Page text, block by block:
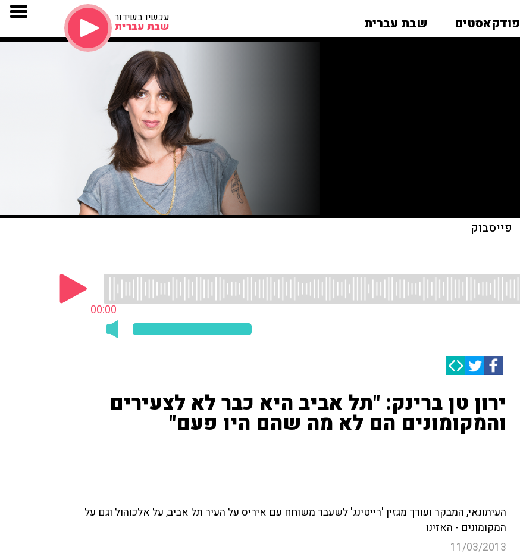
פודקאסטים שבת עברית עכשיו בשידור
שבת עברית
פייסבוק
00:00
ירון טן ברינק: "תל אביב היא כבר לא לצעירים
והמקומונים הם לא מה שהם היו פעם"
העיתונאי, המבקר ועורך מגזין 'רייטינג' לשעבר משוחח עם איריס על העיר תל אביב, על אלכוהול וגם על
המקומונים - האזינו
11/03/2013